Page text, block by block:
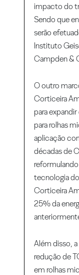
impacto do
Sendo que
serão
Instituto
Campden &
O outro
Corticeira
para
para rolhas
aplicação
décadas de
tecnologia
Corticeira
25% da
Além disso,
redução de
em rolhas